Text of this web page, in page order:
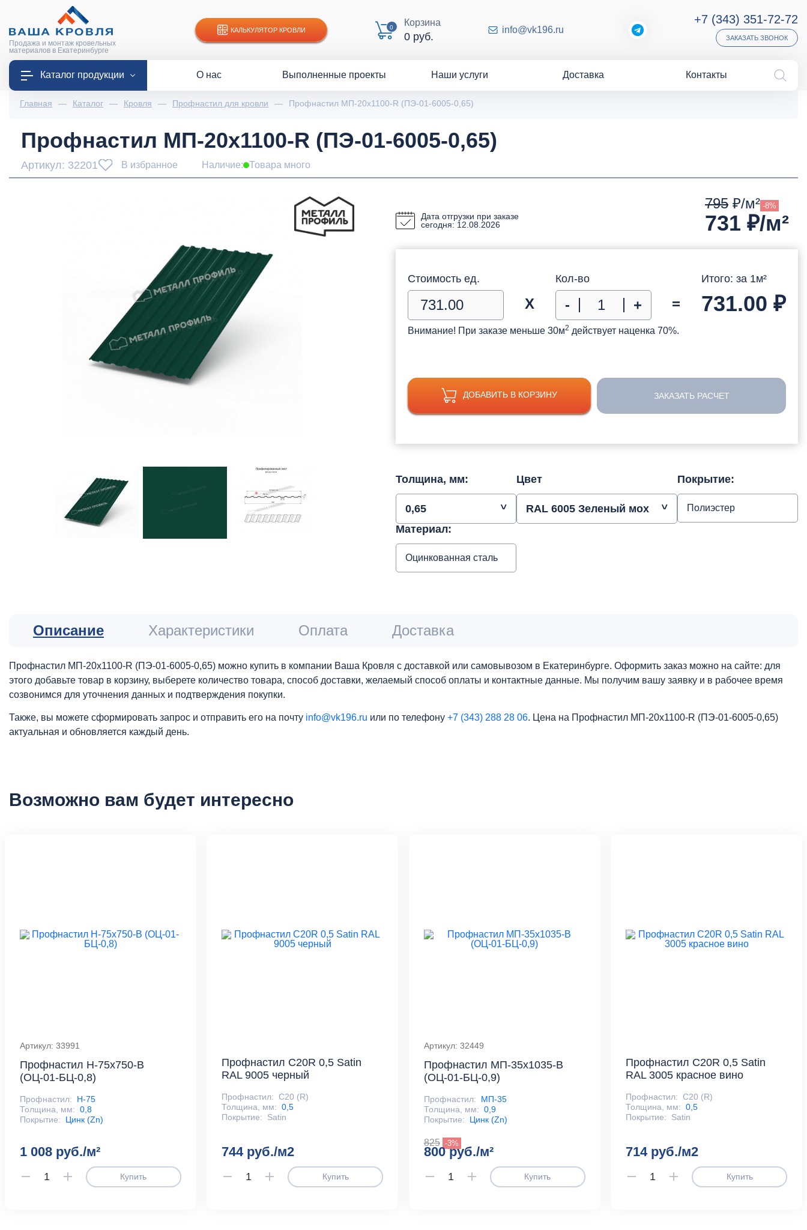
Продажа и монтаж кровельных
материалов в Екатеринбурге
КАЛЬКУЛЯТОР КРОВЛИ 0 Корзина
0 руб.
info@vk196.ru
+7 (343) 351-72-72
ЗАКАЗАТЬ ЗВОНОК
Каталог продукции О нас Выполненные проекты Наши услуги Доставка Контакты
Главная — Каталог — Кровля — Профнастил для кровли — Профнастил МП-20x1100-R (ПЭ-01-6005-0,65)
Профнастил МП-20x1100-R (ПЭ-01-6005-0,65)
Артикул: 32201 В избранное Наличие: Товара много
Дата отгрузки при заказе
сегодня: 12.08.2026
795 ₽/м² -8%
731 ₽/м²
Стоимость ед.
Х
Кол-во
- + =
Итого: за 1м²
731.00 ₽
Внимание! При заказе меньше 30м2 действует наценка 70%.
ДОБАВИТЬ В КОРЗИНУ ЗАКАЗАТЬ РАСЧЕТ
Толщина, мм:
0,65
Цвет
RAL 6005 Зеленый мох
Покрытие:
Полиэстер
Материал:
Оцинкованная сталь
Описание Характеристики Оплата Доставка
Профнастил МП-20x1100-R (ПЭ-01-6005-0,65) можно купить в компании Ваша Кровля с доставкой или самовывозом в Екатеринбурге. Оформить заказ можно на сайте: для
этого добавьте товар в корзину, выберете количество товара, способ доставки, желаемый способ оплаты и контактные данные. Мы получим вашу заявку и в рабочее время
созвонимся для уточнения данных и подтверждения покупки.
Также, вы можете сформировать запрос и отправить его на почту info@vk196.ru или по телефону +7 (343) 288 28 06. Цена на Профнастил МП-20x1100-R (ПЭ-01-6005-0,65)
актуальная и обновляется каждый день.
Возможно вам будет интересно
Артикул: 33991
Профнастил Н-75x750-B
(ОЦ-01-БЦ-0,8)
Профнастил:
Н-75
Толщина, мм: 0,8
Покрытие:
Цинк (Zn)
1 008 руб./м²
Купить
Профнастил С20R 0,5 Satin
RAL 9005 черный
Профнастил: С20 (R)
Толщина, мм: 0,5
Покрытие:
Satin
744 руб./м2
Купить
Артикул: 32449
Профнастил МП-35x1035-B
(ОЦ-01-БЦ-0,9)
Профнастил:
МП-35
Толщина, мм: 0,9
Покрытие:
Цинк (Zn)
825 -3%
800 руб./м²
Купить
Профнастил С20R 0,5 Satin
RAL 3005 красное вино
Профнастил: С20 (R)
Толщина, мм: 0,5
Покрытие:
Satin
714 руб./м2
Купить